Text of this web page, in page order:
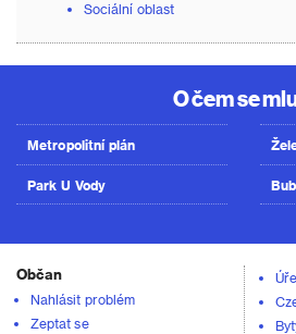
Sociální oblast
O čem se
Metropolitní plán
Park U Vody
Občan
Nahlásit problém
Zeptat se